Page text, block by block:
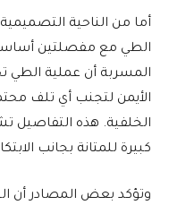
أما من الناحية
الطي مع مفصلتين
المسربة أن عملية الطي
الأيمن لتجنب أي تلف
الخلفية. هذه التفاصيل
كبيرة للمتانة بجانب
وتؤكد بعض المصادر أن